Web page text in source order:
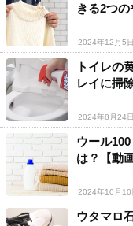
きる2つの
2024年12月5日
トイレの
レイに掃
2024年8月24日
ウール
は？【動
2024年10月10
ウタマロ